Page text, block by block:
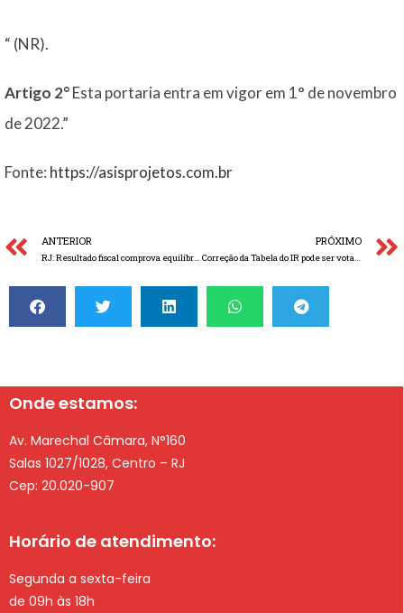
“ (NR).
Artigo 2°Esta portaria entra em vigor em 1° de novembro
de 2022.”
Fonte: https://asisprojetos.com.br
ANTERIOR PRÓXIMO
Onde estamos:
Av. Marechal Câmara, N°160
Salas 1027/1028, Centro – RJ
Cep: 20.020-907
Horário de atendimento:
Segunda a sexta-feira
de 09h às 18h